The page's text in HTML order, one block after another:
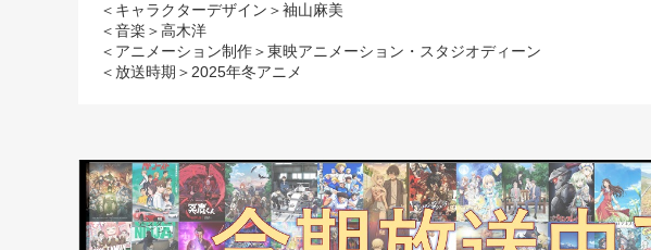
＜キャラクターデザイン＞袖山麻美
＜音楽＞高木洋
＜アニメーション制作＞東映アニメーション・スタジオディーン
＜放送時期＞2025年冬アニメ